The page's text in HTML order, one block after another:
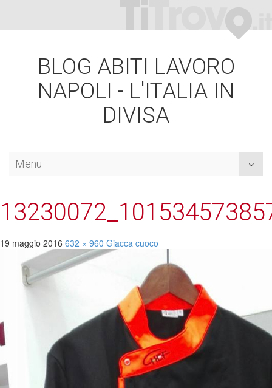
BLOG ABITI LAVORO
NAPOLI - L'ITALIA IN
DIVISA
Menu
19 maggio 2016 632 × 960 Giacca cuoco